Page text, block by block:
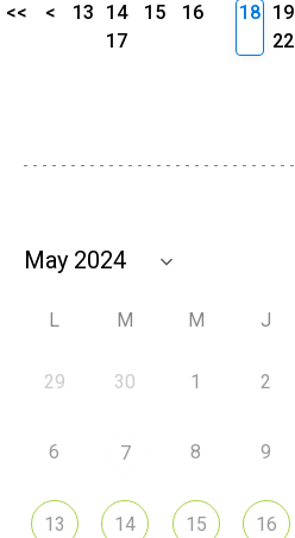
<< < 13 14 15
16
17
18 19
22
L M M J
29 30 1 2
6 7 8 9
13 14 15 16